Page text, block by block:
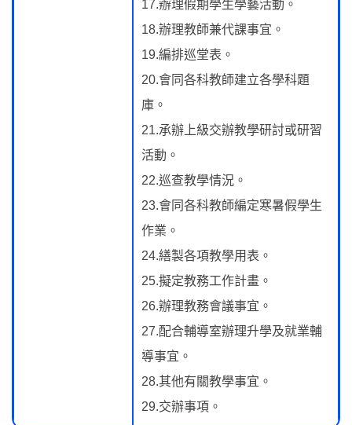
17.辦理假期學生學藝活動。
18.辦理教師兼代課事宜。
19.編排巡堂表。
20.會同各科教師建立各學科題
庫。
21.承辦上級交辦教學研討或研習
活動。
22.巡查教學情況。
23.會同各科教師編定寒暑假學生
作業。
24.繕製各項教學用表。
25.擬定教務工作計畫。
26.辦理教務會議事宜。
27.配合輔導室辦理升學及就業輔
導事宜。
28.其他有關教學事宜。
29.交辦事項。